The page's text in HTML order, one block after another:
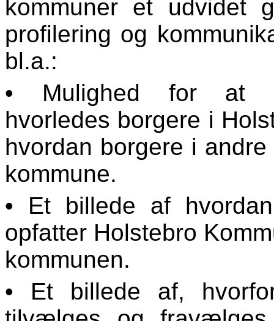
kommuner et udvidet
profilering og
bl.a.:
• Mulighed for at
hvorledes borgere i
hvordan borgere i
kommune.
• Et billede af
opfatter Holstebro
kommunen.
• Et billede af,